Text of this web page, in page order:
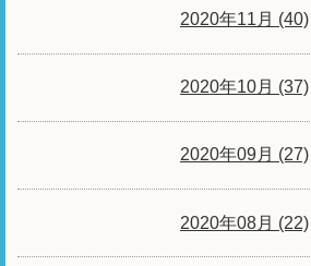
2020年11月 (40)
2020年10月 (37)
2020年09月 (27)
2020年08月 (22)